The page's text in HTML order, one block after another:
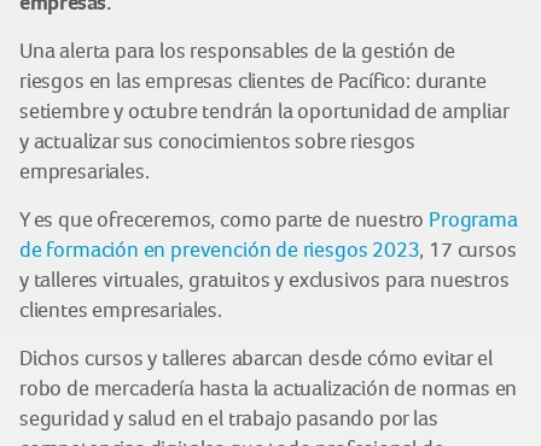
Una alerta para los responsables de la gestión de
riesgos en las empresas clientes de Pacífico: durante
setiembre y octubre tendrán la oportunidad de ampliar
y actualizar sus conocimientos sobre riesgos
empresariales.
Y es que ofreceremos, como parte de nuestro Programa
de formación en prevención de riesgos 2023, 17 cursos
y talleres virtuales, gratuitos y exclusivos para nuestros
clientes empresariales.
Dichos cursos y talleres abarcan desde cómo evitar el
robo de mercadería hasta la actualización de normas en
seguridad y salud en el trabajo pasando por las